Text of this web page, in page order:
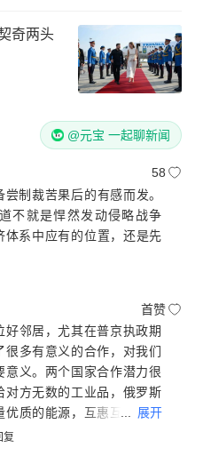
奇两头
@元宝 一起聊新闻
58
制裁苦果后的有感而发。
不就是悍然发动侵略战争
体系中应有的位置，还是先
首赞
好邻居，尤其在普京执政期
很多有意义的合作，对我们
意义。两个国家合作潜力很
对方无数的工业品，俄罗斯
优质的能源，互惠互利。不
识形态的东西，两国民间
展开
复